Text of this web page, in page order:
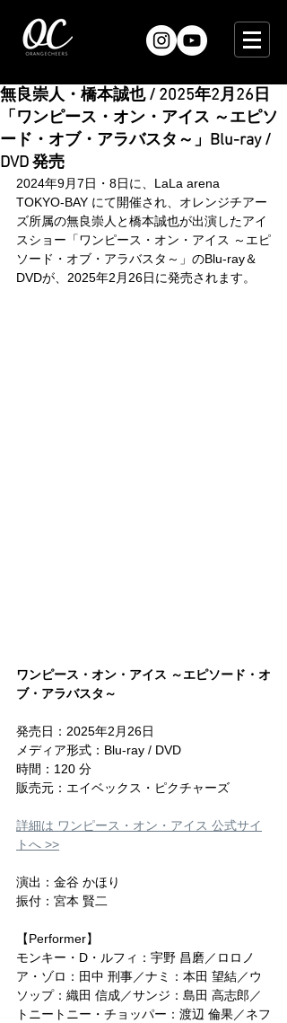
無良崇人・橋本誠也 / 2025年2月26日
「ワンピース・オン・アイス ～エピソ
ード・オブ・アラバスタ～」Blu-ray /
DVD 発売
2024年9月7日・8日に、LaLa arena
TOKYO-BAY にて開催され、オレンジチアー
ズ所属の無良崇人と橋本誠也が出演したアイ
スショー「ワンピース・オン・アイス ～エピ
ソード・オブ・アラバスタ～」のBlu-ray＆
DVDが、2025年2月26日に発売されます。
ワンピース・オン・アイス ～エピソード・オ
ブ・アラバスタ～
発売日：2025年2月26日
メディア形式：Blu-ray / DVD
時間：120 分
販売元：エイベックス・ピクチャーズ
詳細は ワンピース・オン・アイス 公式サイ
トへ >>
演出：金谷 かほり
振付：宮本 賢二
【Performer】
モンキー・D・ルフィ：宇野 昌磨／ロロノ
ア・ゾロ：田中 刑事／ナミ：本田 望結／ウ
ソップ：織田 信成／サンジ：島田 高志郎／
トニートニー・チョッパー：渡辺 倫果／ネフ